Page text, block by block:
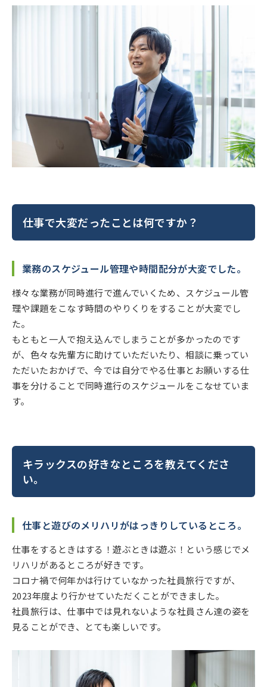
仕事で大変だったことは何ですか？
業務のスケジュール管理や時間配分が大変でした。
様々な業務が同時進行で進んでいくため、スケジュール管
理や課題をこなす時間のやりくりをすることが大変でし
た。
もともと一人で抱え込んでしまうことが多かったのです
が、色々な先輩方に助けていただいたり、相談に乗ってい
ただいたおかげで、今では自分でやる仕事とお願いする仕
事を分けることで同時進行のスケジュールをこなせていま
す。
キラックスの好きなところを教えてくださ
い。
仕事と遊びのメリハリがはっきりしているところ。
仕事をするときはする！遊ぶときは遊ぶ！という感じでメ
リハリがあるところが好きです。
コロナ禍で何年かは行けていなかった社員旅行ですが、
2023年度より行かせていただくことができました。
社員旅行は、仕事中では見れないような社員さん達の姿を
見ることができ、とても楽しいです。